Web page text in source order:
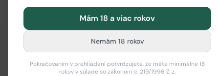
Mám 18 a viac rokov
Nemám 18 rokov
Pokračovaním v prehliadaní potvrdzujete, že máte minimálne 18
rokov v súlade so zákonom č. 219/1996 Z. z.
Filter
-49 %